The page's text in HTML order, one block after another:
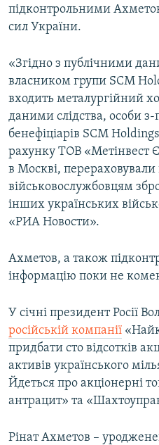
підконтрольними
сил України.
«Згідно з публічними
власником групи SCM
входить металургійний
даними слідства, особи з-
бенефіціарів SCM
рахунку ТОВ «Метінвест
в Москві,
військовослужбовцям
інших українських
«РИА Новости».
Ахметов, а також
інформацію поки не
У січні президент Росії
російській компанії
придбати сто відсотків
активів українського
Йдеться про акціонерні
антрацит» та
Рінат Ахметов –